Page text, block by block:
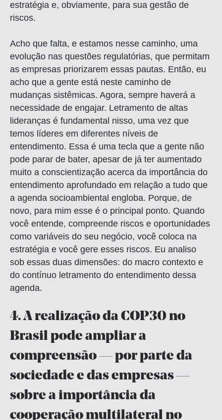
estratégia e, obviamente, para sua gestão de
riscos.
Acho que falta, e estamos nesse caminho, uma
evolução nas questões regulatórias, que permitam
as empresas priorizarem essas pautas. Então, eu
acho que a gente está neste caminho de
mudanças sistêmicas. Agora, sempre haverá a
necessidade de engajar. Letramento de altas
lideranças é fundamental nisso, uma vez que
temos líderes em diferentes níveis de
entendimento. Essa é uma tecla que a gente não
pode parar de bater, apesar de já ter aumentado
muito a conscientização acerca da importância do
entendimento aprofundado em relação a tudo que
a agenda socioambiental engloba. Porque, de
novo, para mim esse é o principal ponto. Quando
você entende, compreende riscos e oportunidades
como variáveis do seu negócio, você coloca na
estratégia e você gere esses riscos. Eu analiso
sob essas duas dimensões: do macro contexto e
do contínuo letramento do entendimento dessa
agenda.
4.A realização da COP30 no
Brasil pode ampliar a
compreensão — por parte da
sociedade e das empresas —
sobre a importância da
cooperação multilateral no